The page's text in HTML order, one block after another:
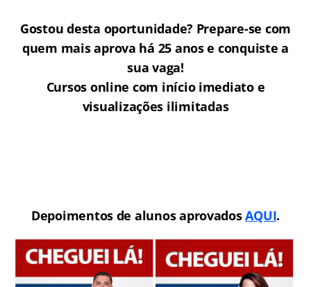
Gostou desta oportunidade? Prepare-se com
quem mais aprova há 25 anos e conquiste a
sua vaga!
Cursos online com início imediato e
visualizações ilimitadas
Depoimentos de alunos aprovadosAQUI.